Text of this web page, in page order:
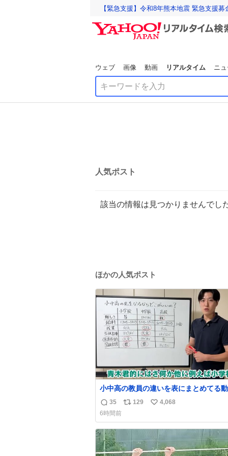
【緊急支援】令和8年熊本地震 緊急支援
ウェブ 画像 動画 リアルタイム ニ
人気ポスト
該当の情報は見つかりませんでし
ほかの人気ポスト
小中高の教員の違いを表にまとめてる
った。これより解像度が高い動画ない
今まで見た中で一番正確。
返
信
数
35
リ
ス
ト
数
129
い
ね
数
4,068
6時間前